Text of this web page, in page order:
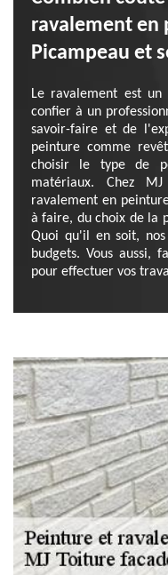
ravalement en
Picampeau et
Le ravalement est
confier à un
savoir-faire et de
peinture comme
choisir le type de
matériaux. Chez
ravalement en
à faire, du choix de la
Quoi qu'il en soit,
budgets. Vous aussi,
pour effectuer vos